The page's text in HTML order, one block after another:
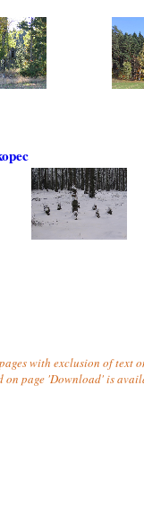
with exclusion of text
on page 'Download' is